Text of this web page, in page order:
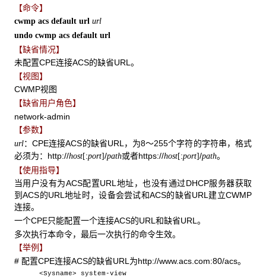
【命令】
cwmp acs default url url
undo cwmp acs default url
【缺省情况】
未配置CPE连接ACS的缺省URL。
【视图】
CWMP视图
【缺省用户角色】
network-admin
【参数】
url：CPE连接ACS的缺省URL，为8～255个字符的字符串，格式
必须为：http://host[:port]/path或者https://host[:port]/path。
【使用指导】
当用户没有为ACS配置URL地址，也没有通过DHCP服务器获取
到ACS的URL地址时，设备会尝试和ACS的缺省URL建立CWMP
连接。
一个CPE只能配置一个连接ACS的URL和缺省URL。
多次执行本命令，最后一次执行的命令生效。
【举例】
# 配置CPE连接ACS的缺省URL为http://www.acs.com:80/acs。
<Sysname> system-view